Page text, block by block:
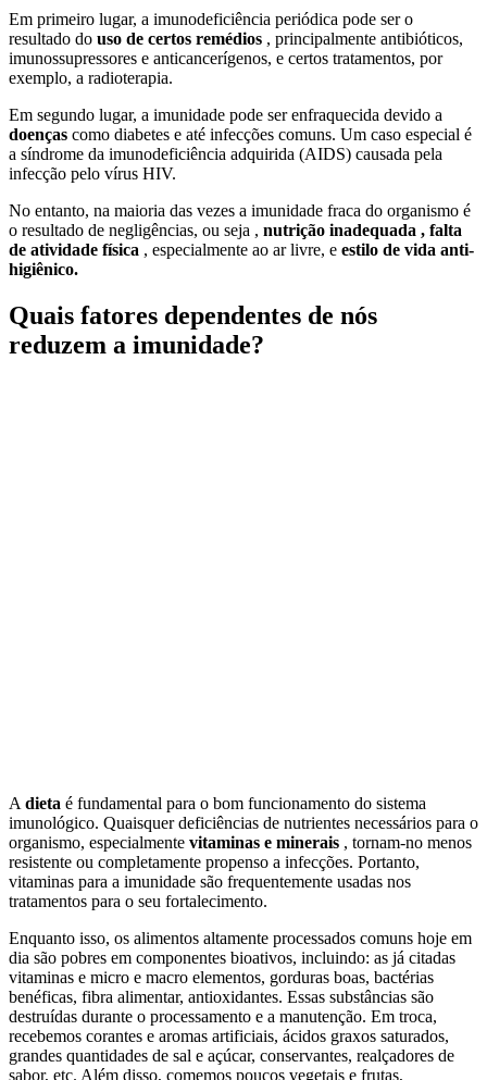
Em primeiro lugar, a imunodeficiência periódica pode ser o
resultado do uso de certos remédios , principalmente antibióticos,
imunossupressores e anticancerígenos, e certos tratamentos, por
exemplo, a radioterapia.
Em segundo lugar, a imunidade pode ser enfraquecida devido a
doenças como diabetes e até infecções comuns. Um caso especial é
a síndrome da imunodeficiência adquirida (AIDS) causada pela
infecção pelo vírus HIV.
No entanto, na maioria das vezes a imunidade fraca do organismo é
o resultado de negligências, ou seja , nutrição inadequada , falta
de atividade física , especialmente ao ar livre, e estilo de vida anti-
higiênico.
Quais fatores dependentes de nós
reduzem a imunidade?
Adieta é fundamental para o bom funcionamento do sistema
imunológico. Quaisquer deficiências de nutrientes necessários para o
organismo, especialmente vitaminas e minerais , tornam-no menos
resistente ou completamente propenso a infecções. Portanto,
vitaminas para a imunidade são frequentemente usadas nos
tratamentos para o seu fortalecimento.
Enquanto isso, os alimentos altamente processados comuns hoje em
dia são pobres em componentes bioativos, incluindo: as já citadas
vitaminas e micro e macro elementos, gorduras boas, bactérias
benéficas, fibra alimentar, antioxidantes. Essas substâncias são
destruídas durante o processamento e a manutenção. Em troca,
recebemos corantes e aromas artificiais, ácidos graxos saturados,
grandes quantidades de sal e açúcar, conservantes, realçadores de
sabor, etc. Além disso, comemos poucos vegetais e frutas,